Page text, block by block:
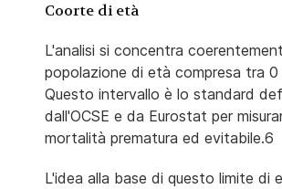
Coorte di età
L'analisi si concentra
popolazione di età compresa tra 0
Questo intervallo è lo standard
dall'OCSE e da Eurostat per
mortalità prematura ed evitabile.6
L'idea alla base di questo limite di